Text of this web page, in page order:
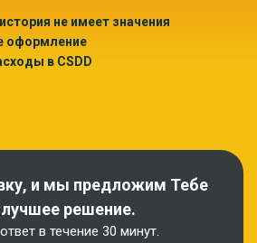
и мы предложим Тебе
решение.
в течение 30 минут.
не имеет значения
оформление
в CSDD